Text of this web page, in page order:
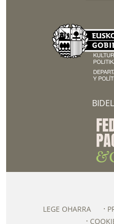
LEGE OHARRA